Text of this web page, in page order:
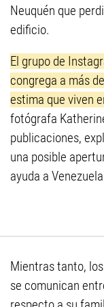
Neuquén que
edificio.
El grupo de
congrega a más
estima que viven
fotógrafa
publicaciones,
una posible
ayuda a
Mientras tanto,
se comunican